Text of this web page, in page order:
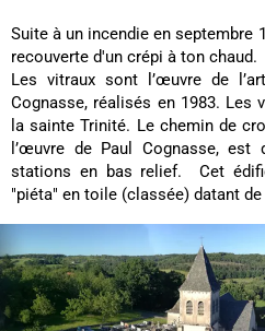
Suite à un incendie en septembre
recouverte d'un crépi à ton chaud.
Les vitraux sont l’œuvre de
Cognasse, réalisés en 1983. Les
la sainte Trinité. Le chemin de
l’œuvre de Paul Cognasse,
stations en bas relief. Cet
"piéta" en toile (classée) datant de